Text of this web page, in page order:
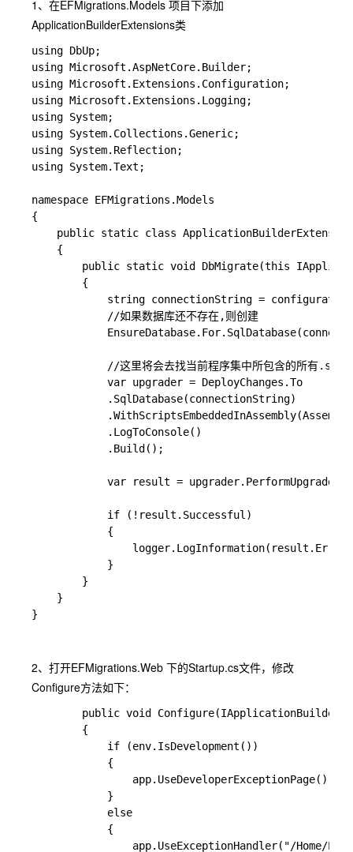
1、在EFMigrations.Models 项目下添加
ApplicationBuilderExtensions类
using DbUp;
using Microsoft.AspNetCore.Builder;
using Microsoft.Extensions.Configuration;
using Microsoft.Extensions.Logging;
using System;
using System.Collections.Generic;
using System.Reflection;
using System.Text;
namespace EFMigrations.Models
{
public static class
    {
public static void DbMigrate(this
        {
string connectionString =
            //如果数据库还不存在,则创建
//这里将会去找当前程序集中所包含的所有.sql
            var upgrader = DeployChanges.To
            .SqlDatabase(connectionString)
            .LogToConsole()
            .Build();
            var result = upgrader.PerformUpgrade();
            if (!result.Successful)
            {
logger.LogInformation(result.Error,
            }
        }
    }
2、打开EFMigrations.Web 下的Startup.cs文件，修改
Configure方法如下：
public void Configure(IApplicationBuilder
        {
            if (env.IsDevelopment())
            {
                app.UseDeveloperExceptionPage();
            }
            else
            {
app.UseExceptionHandler("/Home/